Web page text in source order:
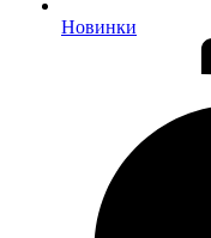
Новинки